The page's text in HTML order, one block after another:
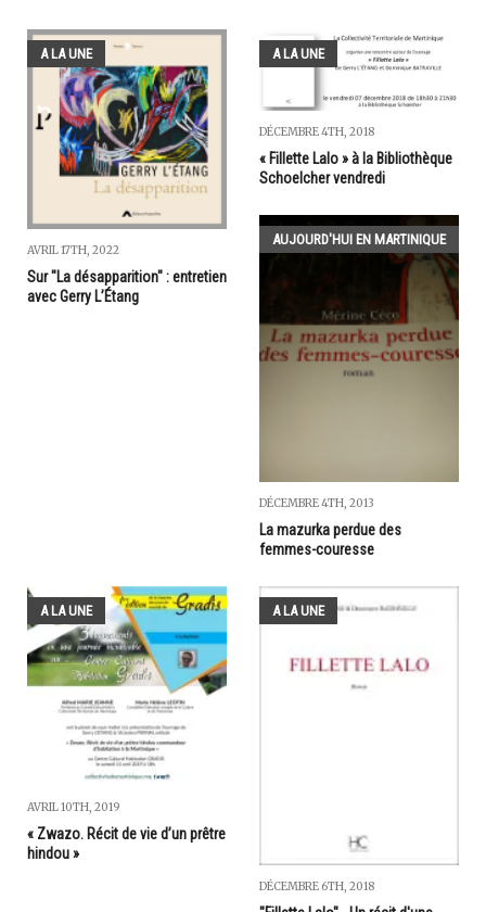
A LA UNE
AVRIL 17TH, 2022
Sur "La désapparition" : entretien
avec Gerry L’Étang
A LA UNE
DÉCEMBRE 4TH, 2018
« Fillette Lalo » à la Bibliothèque
Schoelcher vendredi
AUJOURD'HUI EN MARTINIQUE
DÉCEMBRE 4TH, 2013
La mazurka perdue des
femmes-couresse
A LA UNE
AVRIL 10TH, 2019
« Zwazo. Récit de vie d’un prêtre
hindou »
A LA UNE
DÉCEMBRE 6TH, 2018